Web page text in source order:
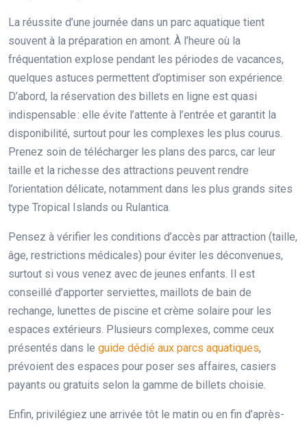
La réussite d’une journée dans un parc aquatique tient
souvent à la préparation en amont. À l’heure où la
fréquentation explose pendant les périodes de vacances,
quelques astuces permettent d’optimiser son expérience.
D’abord, la réservation des billets en ligne est quasi
indispensable : elle évite l’attente à l’entrée et garantit la
disponibilité, surtout pour les complexes les plus courus.
Prenez soin de télécharger les plans des parcs, car leur
taille et la richesse des attractions peuvent rendre
l’orientation délicate, notamment dans les plus grands sites
type Tropical Islands ou Rulantica.
Pensez à vérifier les conditions d’accès par attraction (taille,
âge, restrictions médicales) pour éviter les déconvenues,
surtout si vous venez avec de jeunes enfants. Il est
conseillé d’apporter serviettes, maillots de bain de
rechange, lunettes de piscine et crème solaire pour les
espaces extérieurs. Plusieurs complexes, comme ceux
présentés dans le guide dédié aux parcs aquatiques,
prévoient des espaces pour poser ses affaires, casiers
payants ou gratuits selon la gamme de billets choisie.
Enfin, privilégiez une arrivée tôt le matin ou en fin d’après-